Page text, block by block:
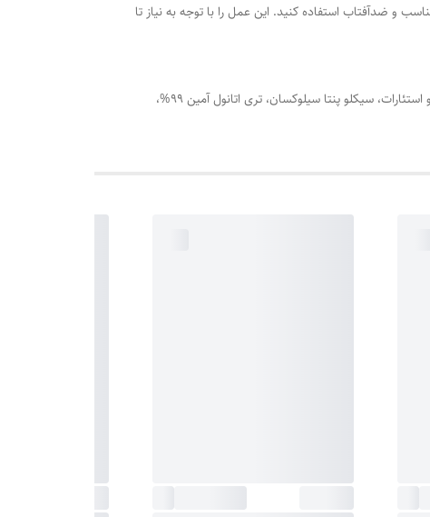
و ضدآفتاب استفاده کنید. این عمل را با توجه به نیاز تا
عصاره میموزا، وازلین بهداشتی، پارافین مایع، استئاریک اسید، گلیسیرین 99.5%، ستیل الکل، ایزوپروپیل مریستات، بیزواکس، گلیسریل مونو استئارات، سیکلو پنتا سیلوکسان، تری اتانول آمین 99%،